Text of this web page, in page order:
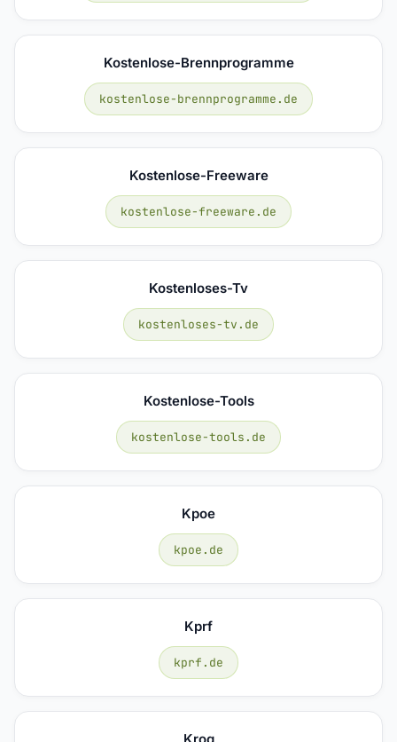
Kostenlose-Brennprogramme
kostenlose-brennprogramme.de
Kostenlose-Freeware
kostenlose-freeware.de
Kostenloses-Tv
kostenloses-tv.de
Kostenlose-Tools
kostenlose-tools.de
Kpoe
kpoe.de
Kprf
kprf.de
Kroq